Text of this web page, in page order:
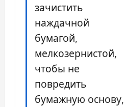
зачистить
наждачной
бумагой,
мелкозернистой,
чтобы не
повредить
бумажную основу,